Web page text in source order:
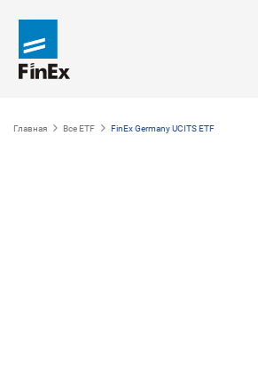
Главная Все ETF FinEx Germany UCITS ETF